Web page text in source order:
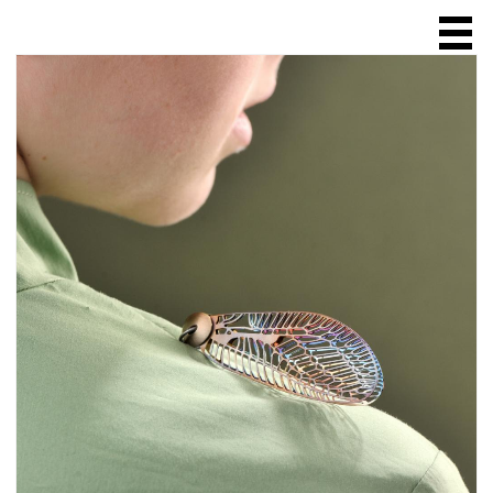
ACCUEIL
A PROPOS
bague
collier
chaîne
boucle d'oreille
VENTE EN LIGNE
EXPOSITIONS & SALONS
BOUTIQUES & GALERIES